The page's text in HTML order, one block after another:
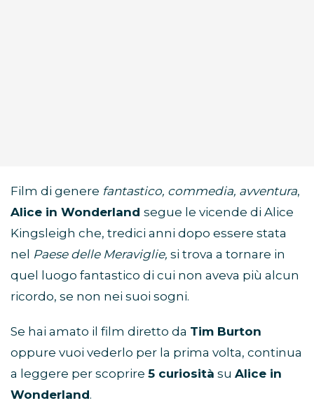
Film di genere fantastico, commedia, avventura,
Alice in Wonderland segue le vicende di Alice
Kingsleigh che, tredici anni dopo essere stata
nel Paese delle Meraviglie, si trova a tornare in
quel luogo fantastico di cui non aveva più alcun
ricordo, se non nei suoi sogni.
Se hai amato il film diretto da Tim Burton
oppure vuoi vederlo per la prima volta, continua
a leggere per scoprire 5 curiosità su Alice in
Wonderland.